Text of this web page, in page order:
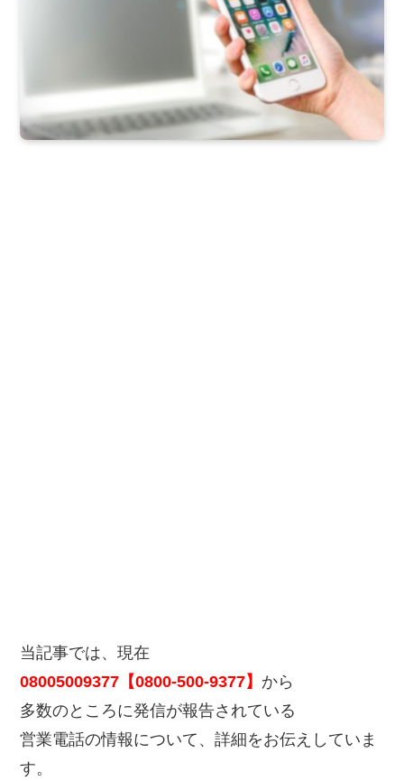
当記事では、現在
08005009377【0800-500-9377】 から
多数のところに発信が報告されている
営業電話の情報について、詳細をお伝えしていま
す。